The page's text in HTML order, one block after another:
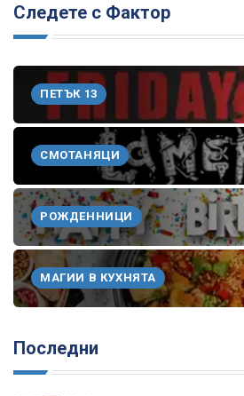
Следете с Фактор
ПЕТЪК 13
СМОТАНЯЦИ
РОЖДЕННИЦИ
МАГИИ В КУХНЯТА
Последни